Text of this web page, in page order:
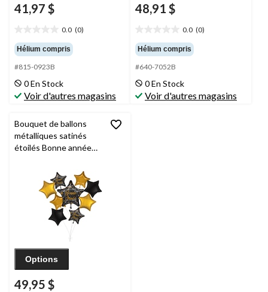
41,97 $
0.0 (0)
étoile(s)
sur
5.
Hélium compris
#815-0923B
0 En Stock
Voir d'autres magasins
48,91 $
0.0 (0)
étoile(s)
sur
5.
Hélium compris
#640-7052B
0 En Stock
Voir d'autres magasins
Bouquet de ballons
métalliques satinés
étoilés Bonne année
métalliques étoilés,
noir/doré, paq. 9,
gonflage à l’hélium et
ruban inclus, pour veille
du jour de l’An
Options
49,95 $